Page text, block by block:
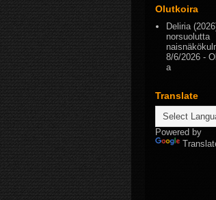
Olutkoira
Deliria
norsuolutta
8/6/2026 -
a
Translate
Powered by